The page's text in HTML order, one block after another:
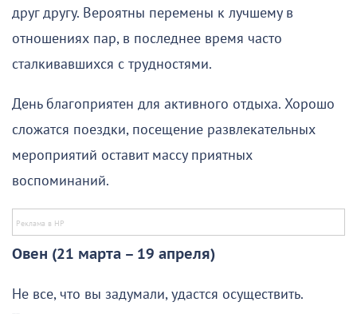
друг другу. Вероятны перемены к лучшему в
отношениях пар, в последнее время часто
сталкивавшихся с трудностями.
День благоприятен для активного отдыха. Хорошо
сложатся поездки, посещение развлекательных
мероприятий оставит массу приятных
воспоминаний.
Овен (21 марта – 19 апреля)
Не все, что вы задумали, удастся осуществить.